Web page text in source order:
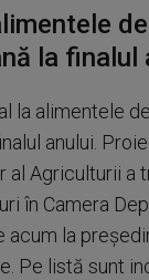
la finalul
la alimentele
anului.
al Agriculturii a
în Camera
acum la
Pe listă sunt